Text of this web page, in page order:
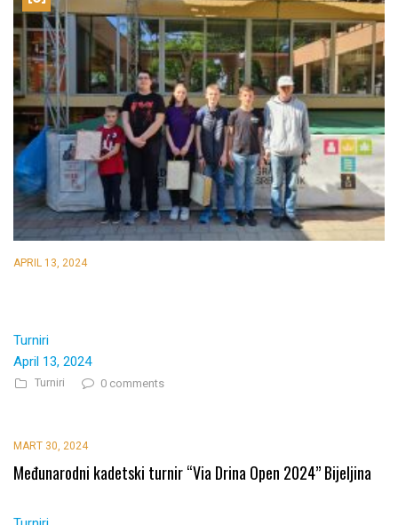
APRIL 13, 2024
Turniri
April 13, 2024
Turniri 0 comments
MART 30, 2024
Međunarodni kadetski turnir “Via Drina Open 2024” Bijeljina